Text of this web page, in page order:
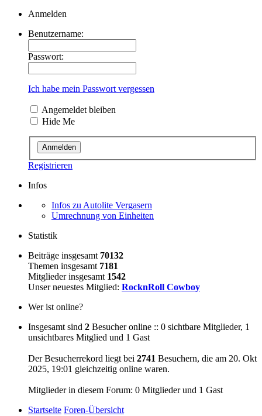
Anmelden
Benutzername:
Passwort:
Ich habe mein Passwort vergessen
Angemeldet bleiben
Hide Me
Registrieren
Infos
Infos zu Autolite Vergasern
Umrechnung von Einheiten
Statistik
Beiträge insgesamt 70132
Themen insgesamt 7181
Mitglieder insgesamt 1542
Unser neuestes Mitglied: RocknRoll Cowboy
Wer ist online?
Insgesamt sind 2 Besucher online :: 0 sichtbare Mitglieder, 1
unsichtbares Mitglied und 1 Gast
Der Besucherrekord liegt bei 2741 Besuchern, die am 20. Okt
2025, 19:01 gleichzeitig online waren.
Mitglieder in diesem Forum: 0 Mitglieder und 1 Gast
Startseite Foren-Übersicht